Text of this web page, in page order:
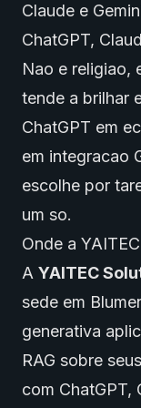
Claude e
ChatGPT,
Nao e religiao,
tende a brilhar
ChatGPT em
em integracao
escolhe por
um so.
Onde a
A YAITEC
sede em
generativa
RAG sobre
com ChatGPT,